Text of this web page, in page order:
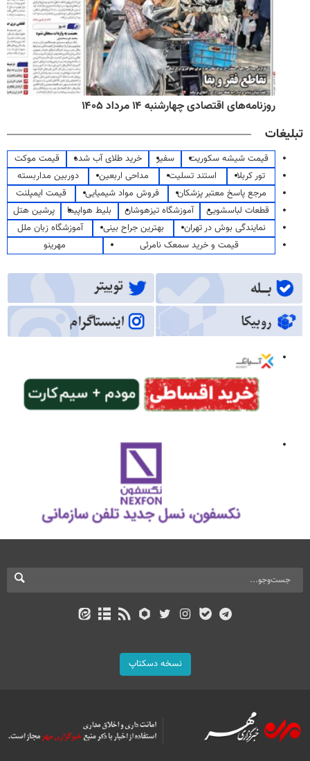
روزنامه‌های اقتصادی چهارشنبه ۱۴ مرداد ۱۴۰۵
تبلیغات
قیمت شیشه سکوریت سفیر خرید طلای آب شده
قیمت موکت
تور کربلا
استند تسلیت مداحی اربعین
دوربین مداربسته
مرجع پاسخ معتبر پزشکان
فروش مواد شیمیایی
قیمت ایمپلنت
قطعات لباسشویی
آموزشگاه تیزهوشان بلیط هواپیما
پرشین هتل
نمایندگی بوش در تهران
بهترین جراح بینی
آموزشگاه زبان ملل
قیمت و خرید سمعک نامرئی
مهرینو
نسخه دسکتاپ